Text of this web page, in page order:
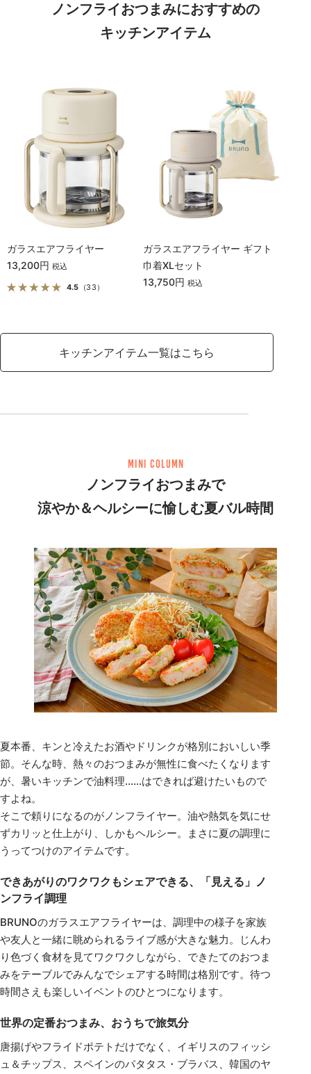
ノンフライおつまみにおすすめの
キッチンアイテム
ガラスエアフライヤー
13,200円 税込
4.5 （33）
ガラスエアフライヤー ギフト
巾着XLセット
13,750円 税込
キッチンアイテム一覧はこちら
mini column
ノンフライおつまみで
涼やか＆ヘルシーに愉しむ夏バル時間
夏本番、キンと冷えたお酒やドリンクが格別においしい季
節。そんな時、熱々のおつまみが無性に食べたくなります
が、暑いキッチンで油料理……はできれば避けたいもので
すよね。
そこで頼りになるのがノンフライヤー。油や熱気を気にせ
ずカリッと仕上がり、しかもヘルシー。まさに夏の調理に
うってつけのアイテムです。
できあがりのワクワクもシェアできる、「見える」ノ
ンフライ調理
BRUNOのガラスエアフライヤーは、調理中の様子を家族
や友人と一緒に眺められるライブ感が大きな魅力。じんわ
り色づく食材を見てワクワクしながら、できたてのおつま
みをテーブルでみんなでシェアする時間は格別です。待つ
時間さえも楽しいイベントのひとつになります。
世界の定番おつまみ、おうちで旅気分
唐揚げやフライドポテトだけでなく、イギリスのフィッシ
ュ＆チップス、スペインのパタタス・ブラバス、韓国のヤ